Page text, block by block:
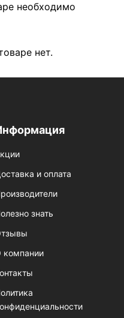
необходимо
нет.
и оплата
знать
компании